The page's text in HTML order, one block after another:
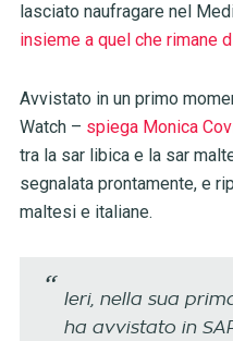
lasciato naufragare nel
insieme a quel che rimane
Avvistato in un primo
Watch – spiega Monica
tra la sar libica e la sar
segnalata prontamente, e
maltesi e italiane.
Ieri, nella sua
ha avvistato in